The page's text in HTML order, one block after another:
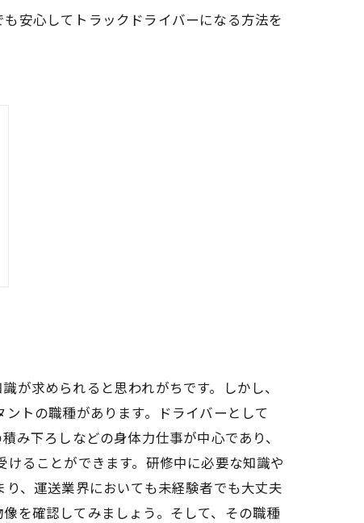
安心してトラックドライバーになる方法を
が求められると思われがちです。しかし、
トの職種があります。ドライバーとして
み下ろしなどの身体力仕事が中心であり、
ることができます。研修中に必要な知識や
、運送業界においても未経験者でも大丈夫
を確認してみましょう。そして、その職種